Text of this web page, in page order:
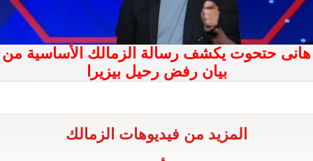
هانى حتحوت يكشف رسالة الزمالك الأساسية من
بيان رفض رحيل بيزيرا
المزيد من فيديوهات الزمالك